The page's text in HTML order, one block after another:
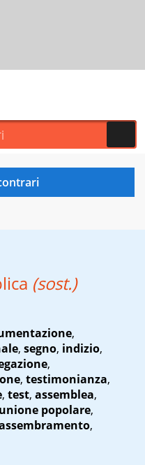
(sost.)
,
, segno, indizio,
,
, testimonianza,
, test, assemblea,
popolare,
,